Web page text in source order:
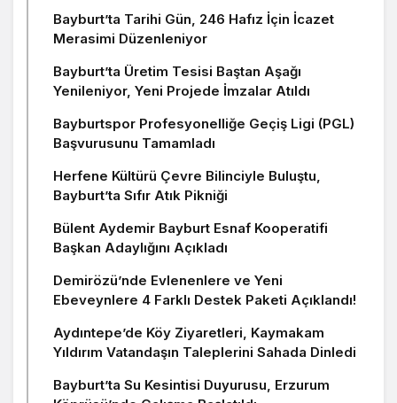
Bayburt’ta Tarihi Gün, 246 Hafız İçin İcazet
Merasimi Düzenleniyor
Bayburt’ta Üretim Tesisi Baştan Aşağı
Yenileniyor, Yeni Projede İmzalar Atıldı
Bayburtspor Profesyonelliğe Geçiş Ligi (PGL)
Başvurusunu Tamamladı
Herfene Kültürü Çevre Bilinciyle Buluştu,
Bayburt’ta Sıfır Atık Pikniği
Bülent Aydemir Bayburt Esnaf Kooperatifi
Başkan Adaylığını Açıkladı
Demirözü’nde Evlenenlere ve Yeni
Ebeveynlere 4 Farklı Destek Paketi Açıklandı!
Aydıntepe’de Köy Ziyaretleri, Kaymakam
Yıldırım Vatandaşın Taleplerini Sahada Dinledi
Bayburt’ta Su Kesintisi Duyurusu, Erzurum